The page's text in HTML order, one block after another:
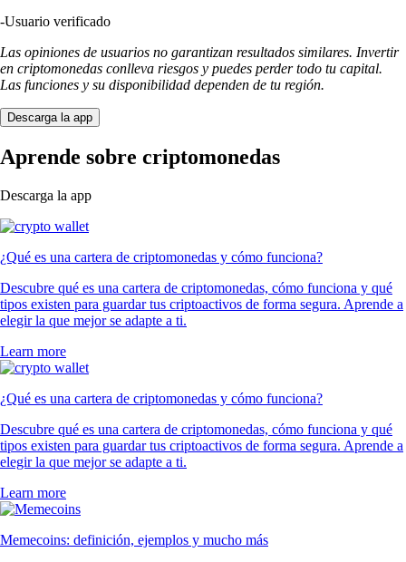
-Usuario verificado
Las opiniones de usuarios no garantizan resultados similares. Invertir
en criptomonedas conlleva riesgos y puedes perder todo tu capital.
Las funciones y su disponibilidad dependen de tu región.
Descarga la app
Aprende sobre criptomonedas
Descarga la app
¿Qué es una cartera de criptomonedas y cómo funciona?
Descubre qué es una cartera de criptomonedas, cómo funciona y qué
tipos existen para guardar tus criptoactivos de forma segura. Aprende a
elegir la que mejor se adapte a ti.
Learn more
¿Qué es una cartera de criptomonedas y cómo funciona?
Descubre qué es una cartera de criptomonedas, cómo funciona y qué
tipos existen para guardar tus criptoactivos de forma segura. Aprende a
elegir la que mejor se adapte a ti.
Learn more
Memecoins: definición, ejemplos y mucho más